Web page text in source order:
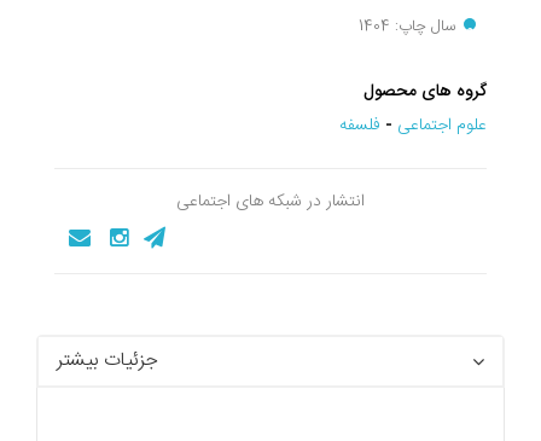
سال چاپ: 1404
گروه های محصول
علوم اجتماعی - فلسفه
انتشار در شبکه های اجتماعی
جزئیات بیشتر